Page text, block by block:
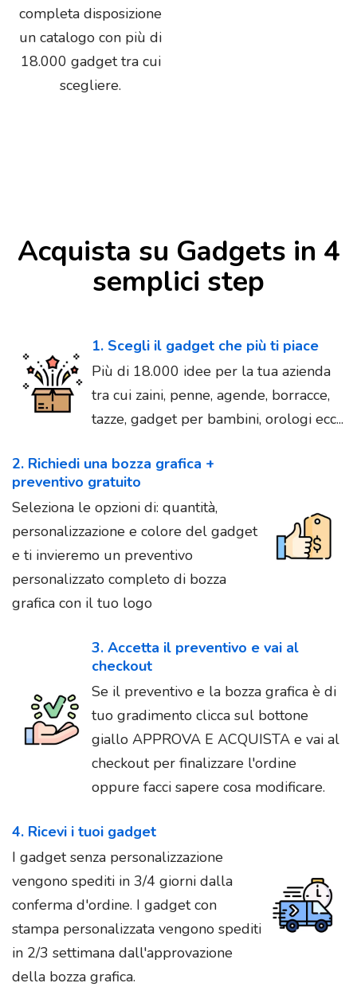
completa disposizione
un catalogo con più di
18.000 gadget tra cui
scegliere.
Acquista su Gadgets in 4
semplici step
1. Scegli il gadget che più ti piace
Più di 18.000 idee per la tua azienda
tra cui zaini, penne, agende, borracce,
tazze, gadget per bambini, orologi ecc...
2. Richiedi una bozza grafica +
preventivo gratuito
Seleziona le opzioni di: quantità,
personalizzazione e colore del gadget
e ti invieremo un preventivo
personalizzato completo di bozza
grafica con il tuo logo
3. Accetta il preventivo e vai al
checkout
Se il preventivo e la bozza grafica è di
tuo gradimento clicca sul bottone
giallo APPROVA E ACQUISTA e vai al
checkout per finalizzare l'ordine
oppure facci sapere cosa modificare.
4. Ricevi i tuoi gadget
I gadget senza personalizzazione
vengono spediti in 3/4 giorni dalla
conferma d'ordine. I gadget con
stampa personalizzata vengono spediti
in 2/3 settimana dall'approvazione
della bozza grafica.